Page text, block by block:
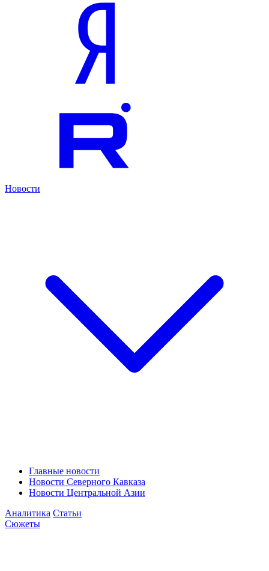
Новости
Главные новости
Новости Северного Кавказа
Новости Центральной Азии
Аналитика Статьи
Сюжеты